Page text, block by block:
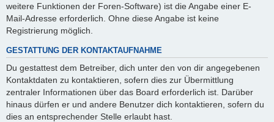
weitere Funktionen der Foren-Software) ist die Angabe einer E-
Mail-Adresse erforderlich. Ohne diese Angabe ist keine
Registrierung möglich.
GESTATTUNG DER KONTAKTAUFNAHME
Du gestattest dem Betreiber, dich unter den von dir angegebenen
Kontaktdaten zu kontaktieren, sofern dies zur Übermittlung
zentraler Informationen über das Board erforderlich ist. Darüber
hinaus dürfen er und andere Benutzer dich kontaktieren, sofern du
dies an entsprechender Stelle erlaubt hast.